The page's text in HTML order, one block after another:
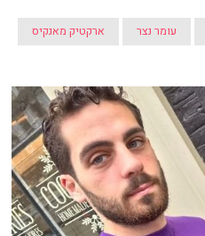
עומר נצר ארקטיק מאנקיס